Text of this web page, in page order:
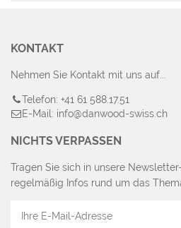
KONTAKT
Nehmen Sie Kontakt mit uns auf...
Telefon: +41 61 588.17.51
E-Mail: info@danwood-swiss.ch
NICHTS VERPASSEN
Tragen Sie sich in unsere
regelmäßig Infos rund um das